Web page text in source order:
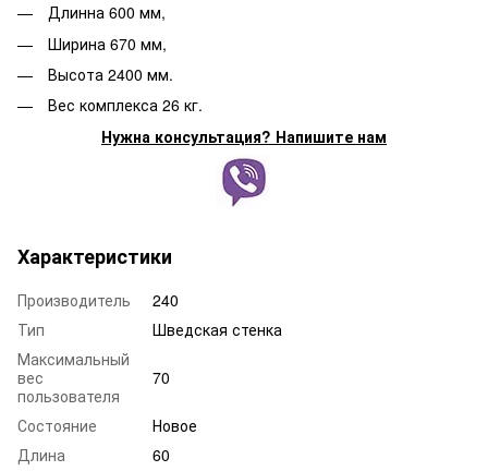
Длинна 600 мм,
Ширина 670 мм,
Высота 2400 мм.
Вес комплекса 26 кг.
Нужна консультация? Напишите нам
Характеристики
Производитель
240
Тип
Шведская стенка
Максимальный
вес
пользователя
70
Состояние
Новое
Длина
60